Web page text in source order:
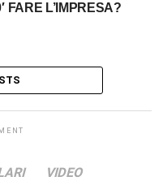
FARE L’IMPRESA?
VIDEO